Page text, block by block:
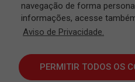
navegação de forma
informações, acesse
Aviso de Privacidade.
PERMITIR TODOS OS